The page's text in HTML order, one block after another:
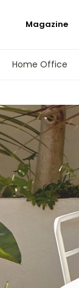
Home Office
Magazine